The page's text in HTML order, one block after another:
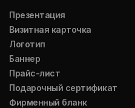
Презентация
Визитная карточка
Логотип
Баннер
Прайс-лист
Подарочный сертификат
Фирменный бланк